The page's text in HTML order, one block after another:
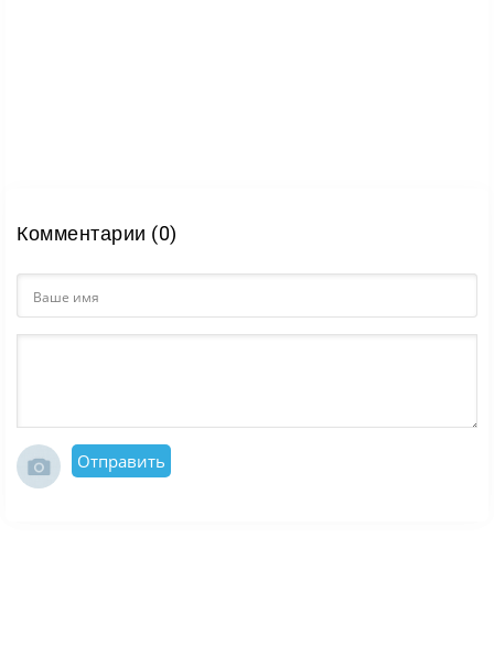
Комментарии (0)
Отправить